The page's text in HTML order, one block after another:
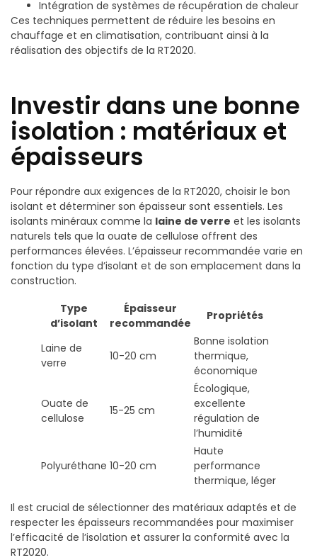
Intégration de systèmes de récupération de chaleur
Ces techniques permettent de réduire les besoins en
chauffage et en climatisation, contribuant ainsi à la
réalisation des objectifs de la RT2020.
Investir dans une bonne
isolation : matériaux et
épaisseurs
Pour répondre aux exigences de la RT2020, choisir le bon
isolant et déterminer son épaisseur sont essentiels. Les
isolants minéraux comme la laine de verre et les isolants
naturels tels que la ouate de cellulose offrent des
performances élevées. L’épaisseur recommandée varie en
fonction du type d’isolant et de son emplacement dans la
construction.
Type
d’isolant
Épaisseur
recommandée
Propriétés
Laine de
verre
10-20 cm
Bonne isolation
thermique,
économique
Ouate de
cellulose
15-25 cm
Écologique,
excellente
régulation de
l’humidité
Polyuréthane 10-20 cm
Haute
performance
thermique, léger
Il est crucial de sélectionner des matériaux adaptés et de
respecter les épaisseurs recommandées pour maximiser
l’efficacité de l’isolation et assurer la conformité avec la
RT2020.